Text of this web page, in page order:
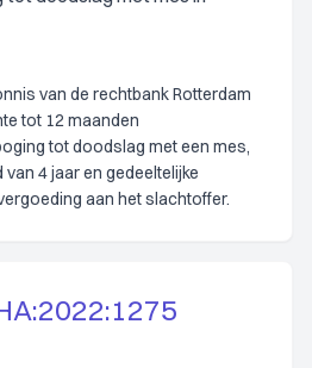
van de rechtbank Rotterdam
tot 12 maanden
tot doodslag met een mes,
4 jaar en gedeeltelijke
aan het slachtoffer.